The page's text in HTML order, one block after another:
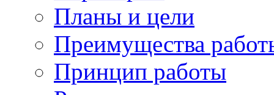
Планы и цели
Преимущества
Принцип работы